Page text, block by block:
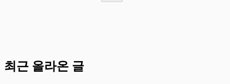
최근 올라온 글